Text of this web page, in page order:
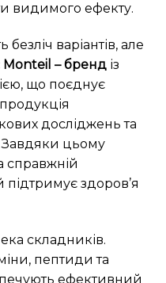
видимого ефекту.
варіантів, але
Monteil – бренд із
що поєднує
продукція
досліджень та
Завдяки цьому
справжній
здоров’я
складників.
пептиди та
ефективний